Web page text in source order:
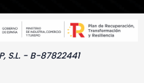
S.L. - B-87822441